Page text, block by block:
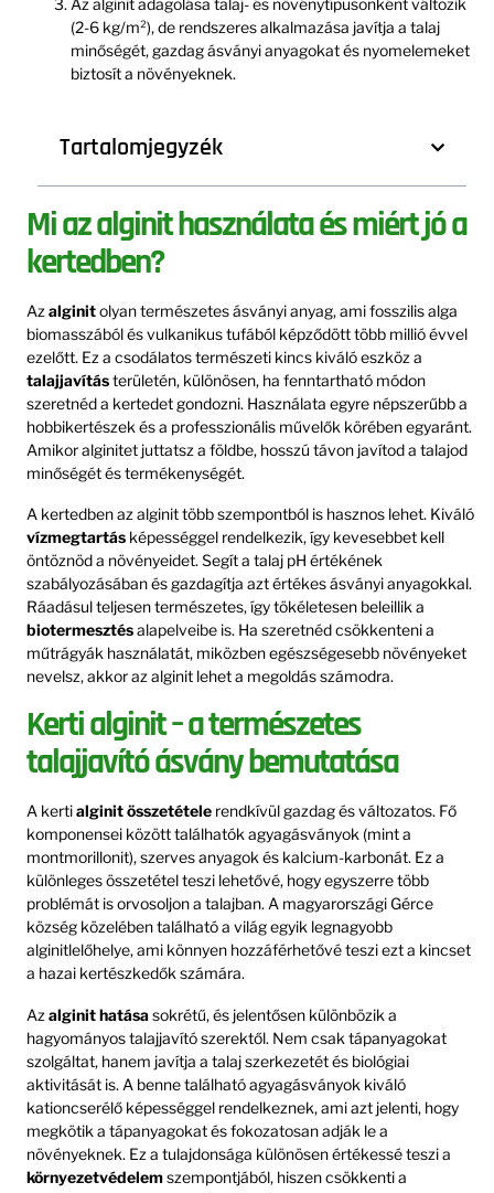
(2-6 kg/m²), de rendszeres alkalmazása javítja a talaj
minőségét, gazdag ásványi anyagokat és nyomelemeket
biztosít a növényeknek.
Tartalomjegyzék
Mi az alginit használata és miért jó a
kertedben?
Az alginitolyan természetes ásványi anyag, ami fosszilis alga
biomasszából és vulkanikus tufából képződött több millió évvel
ezelőtt. Ez a csodálatos természeti kincs kiváló eszköz a
talajjavításterületén, különösen, ha fenntartható módon
szeretnéd a kertedet gondozni. Használata egyre népszerűbb a
hobbikertészek és a professzionális művelők körében egyaránt.
Amikor alginitet juttatsz a földbe, hosszú távon javítod a talajod
minőségét és termékenységét.
A kertedben az alginit több szempontból is hasznos lehet. Kiváló
vízmegtartás képességgel rendelkezik, így kevesebbet kell
öntöznöd a növényeidet. Segít a talaj pH értékének
szabályozásában és gazdagítja azt értékes ásványi anyagokkal.
Ráadásul teljesen természetes, így tökéletesen beleillik a
biotermesztésalapelveibe is. Ha szeretnéd csökkenteni a
műtrágyák használatát, miközben egészségesebb növényeket
nevelsz, akkor az alginit lehet a megoldás számodra.
Kerti alginit – a természetes
talajjavító ásvány bemutatása
A kertialginit összetétele rendkívül gazdag és változatos. Fő
komponensei között találhatók agyagásványok (mint a
montmorillonit), szerves anyagok és kalcium-karbonát. Ez a
különleges összetétel teszi lehetővé, hogy egyszerre több
problémát is orvosoljon a talajban. A magyarországi Gérce
község közelében található a világ egyik legnagyobb
alginitlelőhelye, ami könnyen hozzáférhetővé teszi ezt a kincset
a hazai kertészkedők számára.
Az alginit hatásasokrétű, és jelentősen különbözik a
hagyományos talajjavító szerektől. Nem csak tápanyagokat
szolgáltat, hanem javítja a talaj szerkezetét és biológiai
aktivitását is. A benne található agyagásványok kiváló
kationcserélő képességgel rendelkeznek, ami azt jelenti, hogy
megkötik a tápanyagokat és fokozatosan adják le a
növényeknek. Ez a tulajdonsága különösen értékessé teszi a
környezetvédelemszempontjából, hiszen csökkenti a